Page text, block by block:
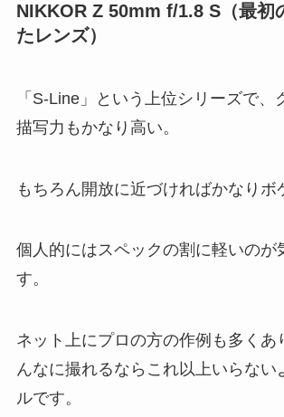
NIKKOR Z 50mm f/1.8 S（最初
たレンズ）
「S-Line」という上位シリーズで、
描写力もかなり高い。
もちろん開放に近づければかなりボ
個人的にはスペックの割に軽いのが
す。
ネット上にプロの方の作例も多くあ
んなに撮れるならこれ以上いらない
ルです。